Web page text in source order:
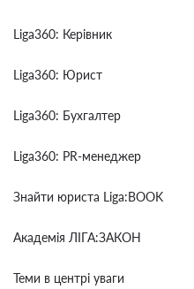
Liga360: Керівник
Liga360: Юрист
Liga360: Бухгалтер
Liga360: PR-менеджер
Знайти юриста Liga:BOOK
Академія ЛІГА:ЗАКОН
Теми в центрі уваги